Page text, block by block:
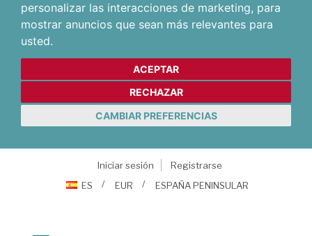
personalizar las interacciones de marketing, para
mostrar anuncios que sean más relevantes para
usted.
ACEPTAR
RECHAZAR
CAMBIAR PREFERENCIAS
Iniciar sesión
Registrarse
ES
EUR ESPAÑA PENINSULAR